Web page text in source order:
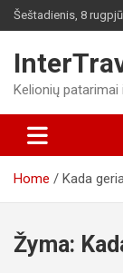
Skip
to
Šeštadienis, 8
Kelionių
Home Kada
Žyma: